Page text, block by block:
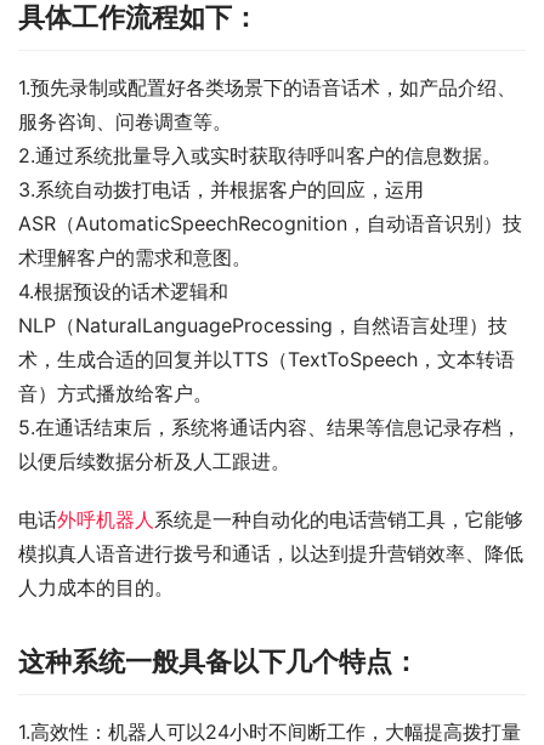
具体工作流程如下：
1.预先录制或配置好各类场景下的语音话术，如产品介绍、
服务咨询、问卷调查等。
2.通过系统批量导入或实时获取待呼叫客户的信息数据。
3.系统自动拨打电话，并根据客户的回应，运用
ASR（AutomaticSpeechRecognition，自动语音识别）技
术理解客户的需求和意图。
4.根据预设的话术逻辑和
NLP（NaturalLanguageProcessing，自然语言处理）技
术，生成合适的回复并以TTS（TextToSpeech，文本转语
音）方式播放给客户。
5.在通话结束后，系统将通话内容、结果等信息记录存档，
以便后续数据分析及人工跟进。
电话外呼机器人系统是一种自动化的电话营销工具，它能够
模拟真人语音进行拨号和通话，以达到提升营销效率、降低
人力成本的目的。
这种系统一般具备以下几个特点：
1.高效性：机器人可以24小时不间断工作，大幅提高拨打量